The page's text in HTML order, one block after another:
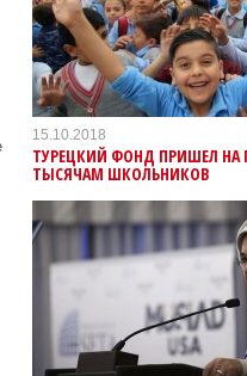
15.10.2018
ТУРЕЦКИЙ ФОНД ПРИШЕЛ
ТЫСЯЧАМ ШКОЛЬНИКОВ